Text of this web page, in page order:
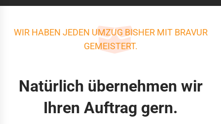
WIR HABEN JEDEN UMZUG BISHER MIT BRAVUR
GEMEISTERT.
Natürlich übernehmen wir
Ihren Auftrag gern.